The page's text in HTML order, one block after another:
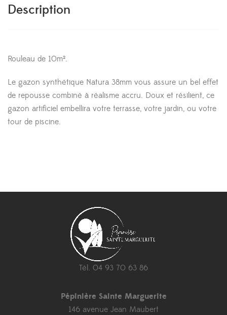
Description
Rouleau de 10m².
Le gazon synthétique Natura 38mm vous assure un bel effet
de repousse combiné à réalisme accru. Doux et résilient, ce
gazon artificiel embellira votre terrasse, votre jardin, ou votre
tour de piscine.
Tél. 04 93 70 63 86
Pépinière Sainte Marguerite
146 avenue Jean Maubert